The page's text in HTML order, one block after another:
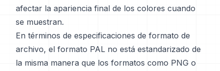
afectar la apariencia final de los colores cuando
se muestran.
En términos de especificaciones de formato de
archivo, el formato PAL no está estandarizado de
la misma manera que los formatos como PNG o